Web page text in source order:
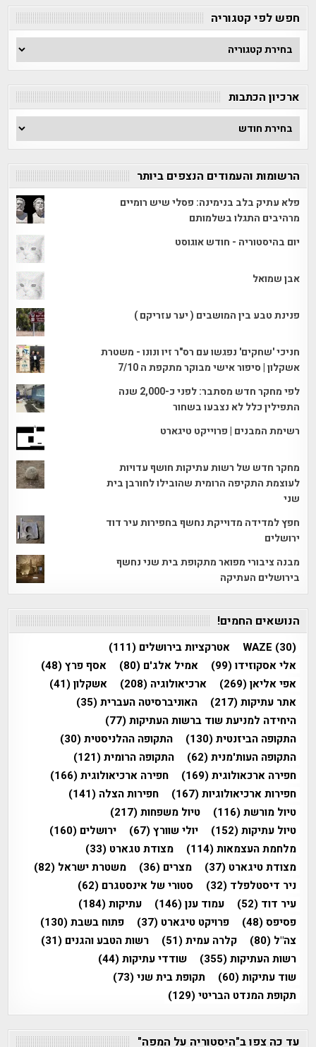
חפש לפי קטגוריה
חפש
לפי
ארכיון הכתבות
ארכיון
הכתבות
הרשומות והעמודים הנצפים ביותר
פלא עתיק בלב בנימינה: פסלי שיש רומיים
מרהיבים התגלו בשלמותם
יום בהיסטוריה - חודש אוגוסט
אבן שמואל
פנינת טבע בין המושבים ( יער עזריקם )
חניכי 'שחקים' נפגשו עם רס"ר זיו ונונו - משטרת
אשקלון | סיפור אישי מבוקר מתקפת ה 7/10
לפי מחקר חדש מסתבר: לפני כ-2,000 שנה
התפילין כלל לא נצבעו בשחור
רשימת המבנים | פרוייקט טיגארט
מחקר חדש של רשות עתיקות חושף עדויות
לעוצמת התקיפה הרומית שהובילו לחורבן בית
שני
חפץ למדידה מדוייקת נחשף בחפירות עיר דוד
ירושלים
מבנה ציבורי מפואר מתקופת בית שני נחשף
בירושלים העתיקה
הנושאים החמים!
WAZE (30) אטרקציות בירושלים (111)
אלי אסקוזידו(99) אמיל אלג'ם (80) אסף פרץ(48)
אפי אליאן(269) ארכיאולוגיה (208) אשקלון(41)
אתר עתיקות(217) האוניברסיטה העברית(35)
היחידה למניעת שוד ברשות העתיקות(77)
התקופה הביזנטית(130) התקופה ההלניסטית(30)
התקופה העות'מנית(62) התקופה הרומית(121)
חפירה ארכאולוגית(169) חפירה ארכיאולוגית(166)
חפירות ארכיאולוגיות(167) חפירות הצלה (141)
טיול מורשת(116) טיול משפחות(217)
טיול עתיקות(152) יולי שוורץ(67) ירושלים (160)
מלחמת העצמאות(114) מצודת טגארט (33)
מצודת טיגארט (37) מצרים (36) משטרת ישראל (82)
ניר דיסטלפלד (32) סטורי של אינסטגרם (62)
עיר דוד (52) עמוד ענן(146) עתיקות(184)
פסיפס(48) פרויקט טיגארט (37) פתוח בשבת(130)
צה"ל (80) קלרה עמית(51) רשות הטבע והגנים (31)
רשות העתיקות(355) שודדי עתיקות(44)
שוד עתיקות(60) תקופת בית שני(73)
תקופת המנדט הבריטי(129)
עד כה צפו ב"היסטוריה על המפה"